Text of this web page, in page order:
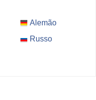
Alemão
Russo